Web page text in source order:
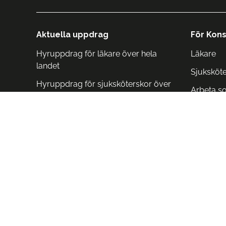
Aktuella uppdrag
Hyruppdrag för läkare över hela
landet
Hyruppdrag för sjuksköterskor över
För
Läkare
Arbeta